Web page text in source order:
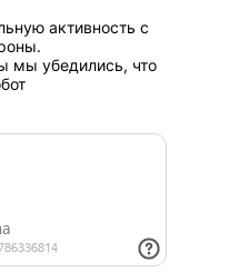
активность с
мы убедились, что